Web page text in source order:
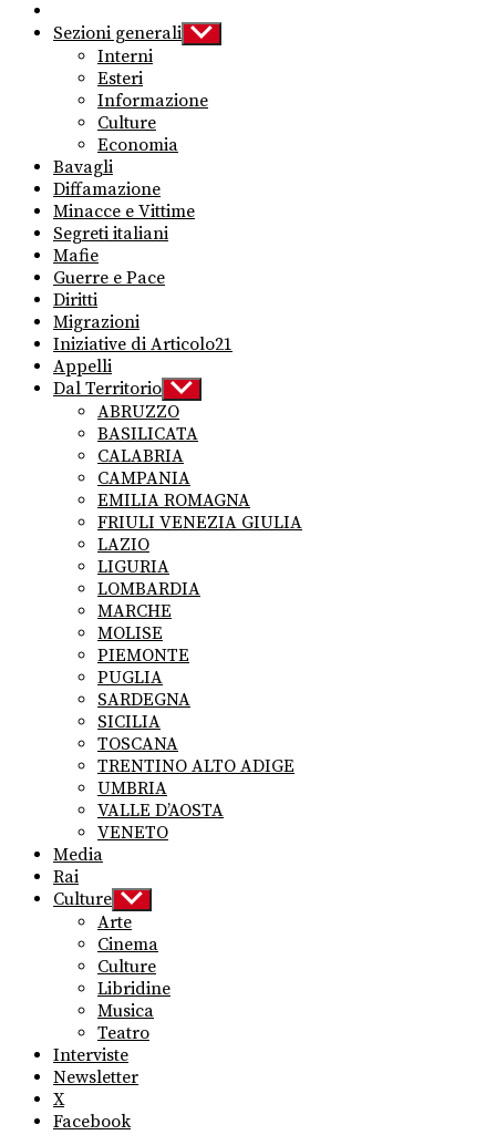
Sezioni generali Show
sub
Interni
Esteri
Informazione
Culture
Economia
Bavagli
Diffamazione
Minacce e Vittime
Segreti italiani
Mafie
Guerre e Pace
Diritti
Migrazioni
Iniziative di Articolo21
Appelli
Dal Territorio Show
sub
menu
ABRUZZO
BASILICATA
CALABRIA
CAMPANIA
EMILIA ROMAGNA
FRIULI VENEZIA GIULIA
LAZIO
LIGURIA
LOMBARDIA
MARCHE
MOLISE
PIEMONTE
PUGLIA
SARDEGNA
SICILIA
TOSCANA
TRENTINO ALTO ADIGE
UMBRIA
VALLE D’AOSTA
VENETO
Media
Rai
Culture Show
sub
menu
Arte
Cinema
Culture
Libridine
Musica
Teatro
Interviste
Newsletter
X
Facebook